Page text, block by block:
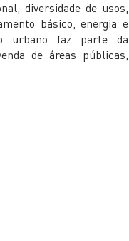
diversidade de usos,
básico, energia e
urbano faz parte da
de áreas públicas,